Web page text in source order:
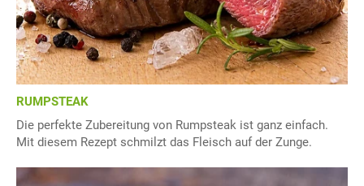
RUMPSTEAK
Die perfekte Zubereitung von Rumpsteak ist ganz einfach.
Mit diesem Rezept schmilzt das Fleisch auf der Zunge.